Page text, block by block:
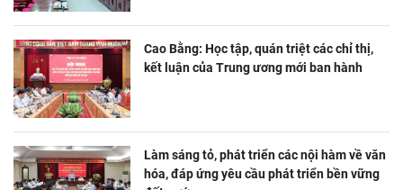
Cao Bằng: Học tập, quán triệt các chỉ thị,
kết luận của Trung ương mới ban hành
Làm sáng tỏ, phát triển các nội hàm về văn
hóa, đáp ứng yêu cầu phát triển bền vững